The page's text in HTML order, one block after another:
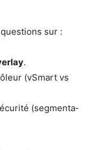
sur :
.
(vSmart vs
(seg­men­ta­